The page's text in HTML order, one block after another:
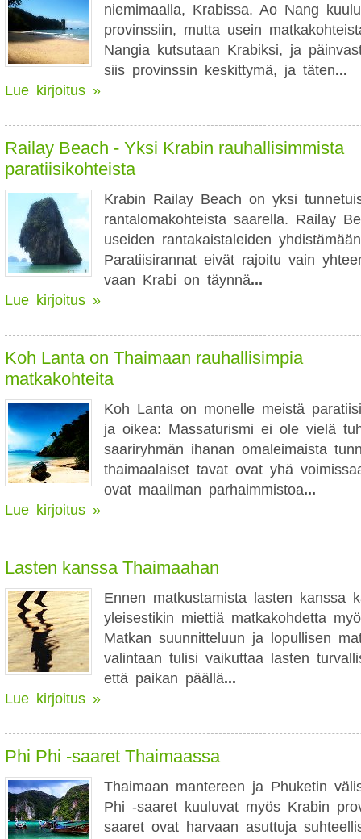
niemimaalla, Krabissa. Ao Nang
provinssiin, mutta usein
Nangia kutsutaan Krabiksi, ja
siis provinssin keskittymä, ja täten...
Lue kirjoitus »
Railay Beach - Yksi Krabin rauhallisimmista
paratiisikohteista
Krabin Railay Beach on yksi
rantalomakohteista saarella. Railay
useiden rantakaistaleiden
Paratiisirannat eivät rajoitu vain
vaan Krabi on täynnä...
Lue kirjoitus »
Koh Lanta on Thaimaan rauhallisimpia
matkakohteita
Koh Lanta on monelle meistä
ja oikea: Massaturismi ei ole vielä
saariryhmän ihanan omaleimaista
thaimaalaiset tavat ovat yhä
ovat maailman parhaimmistoa...
Lue kirjoitus »
Lasten kanssa Thaimaahan
Ennen matkustamista lasten kanssa
yleisestikin miettiä matkakohdetta
Matkan suunnitteluun ja lopullisen
valintaan tulisi vaikuttaa lasten
että paikan päällä...
Lue kirjoitus »
Phi Phi -saaret Thaimaassa
Thaimaan mantereen ja Phuketin
Phi -saaret kuuluvat myös Krabin
saaret ovat harvaan asuttuja